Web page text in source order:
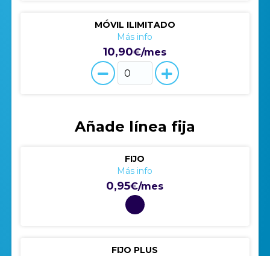
MÓVIL ILIMITADO
Más info
10,90€/mes
Añade línea fija
FIJO
Más info
0,95€/mes
FIJO PLUS